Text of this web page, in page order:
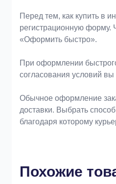
Оформление заказа
Перед тем, как купить в
регистрационную форму.
«Оформить быстро».
При оформлении
согласования условий
Обычное оформление
доставки. Выбрать
благодаря которому
Похожие